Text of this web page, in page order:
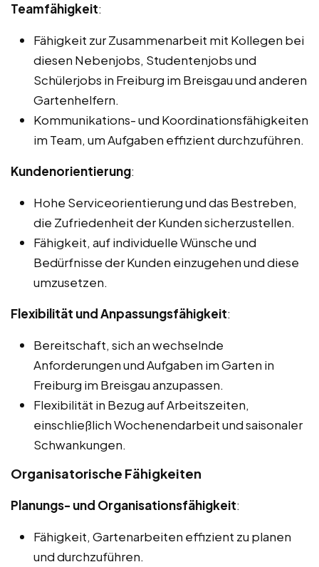
Teamfähigkeit:
Fähigkeit zur Zusammenarbeit mit Kollegen bei
diesen Nebenjobs, Studentenjobs und
Schülerjobs in Freiburg im Breisgau und anderen
Gartenhelfern.
Kommunikations- und Koordinationsfähigkeiten
im Team, um Aufgaben effizient durchzuführen.
Kundenorientierung:
Hohe Serviceorientierung und das Bestreben,
die Zufriedenheit der Kunden sicherzustellen.
Fähigkeit, auf individuelle Wünsche und
Bedürfnisse der Kunden einzugehen und diese
umzusetzen.
Flexibilität und Anpassungsfähigkeit:
Bereitschaft, sich an wechselnde
Anforderungen und Aufgaben im Garten in
Freiburg im Breisgau anzupassen.
Flexibilität in Bezug auf Arbeitszeiten,
einschließlich Wochenendarbeit und saisonaler
Schwankungen.
Organisatorische Fähigkeiten
Planungs- und Organisationsfähigkeit:
Fähigkeit, Gartenarbeiten effizient zu planen
und durchzuführen.